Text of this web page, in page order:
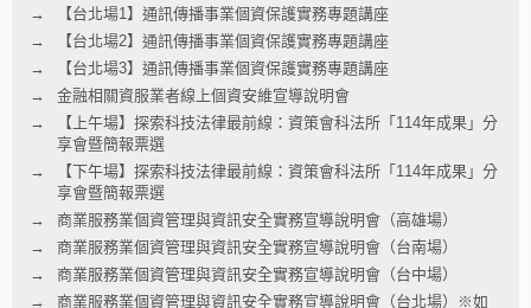
【台北場1】通訊傳播事業個資保護實務專題講座
【台北場2】通訊傳播事業個資保護實務專題講座
【台北場3】通訊傳播事業個資保護實務專題講座
金融相關資服業者線上個資安維宣導說明會
【上午場】探索科技法律最前線：資策會科法所「114年成果」分
享會暨簡報票選
【下午場】探索科技法律最前線：資策會科法所「114年成果」分
享會暨簡報票選
商業服務業個資管理與資訊安全實務宣導說明會（高雄場）
商業服務業個資管理與資訊安全實務宣導說明會（台南場）
商業服務業個資管理與資訊安全實務宣導說明會（台中場）
商業服務業個資管理與資訊安全實務宣導說明會（台北場）※如